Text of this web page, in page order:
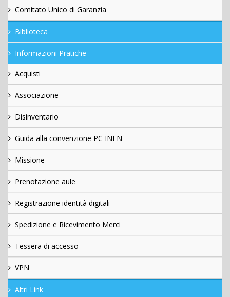
Comitato Unico di Garanzia
Biblioteca
Informazioni Pratiche
Acquisti
Associazione
Disinventario
Guida alla convenzione PC INFN
Missione
Prenotazione aule
Registrazione identità digitali
Spedizione e Ricevimento Merci
Tessera di accesso
VPN
Altri Link